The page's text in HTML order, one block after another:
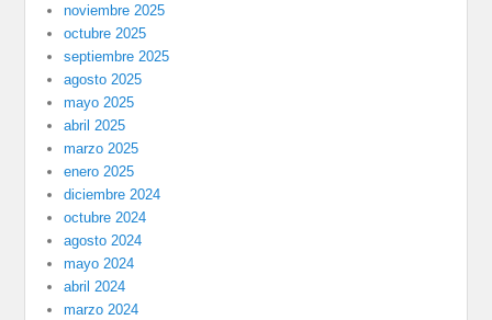
noviembre 2025
octubre 2025
septiembre 2025
agosto 2025
mayo 2025
abril 2025
marzo 2025
enero 2025
diciembre 2024
octubre 2024
agosto 2024
mayo 2024
abril 2024
marzo 2024